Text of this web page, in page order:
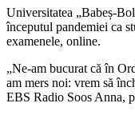
Universitatea „Babeș-
începutul pandemiei ca
examenele, online.
„Ne-am bucurat că în
am mers noi: vrem să
EBS Radio Soos Anna,